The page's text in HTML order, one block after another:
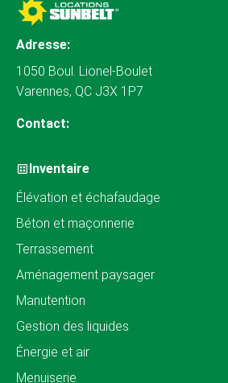
Adresse:
1050 Boul. Lionel-Boulet
Varennes, QC J3X 1P7
Contact:
Inventaire
Élévation et échafaudage
Béton et maçonnerie
Terrassement
Aménagement paysager
Manutention
Gestion des liquides
Énergie et air
Menuiserie